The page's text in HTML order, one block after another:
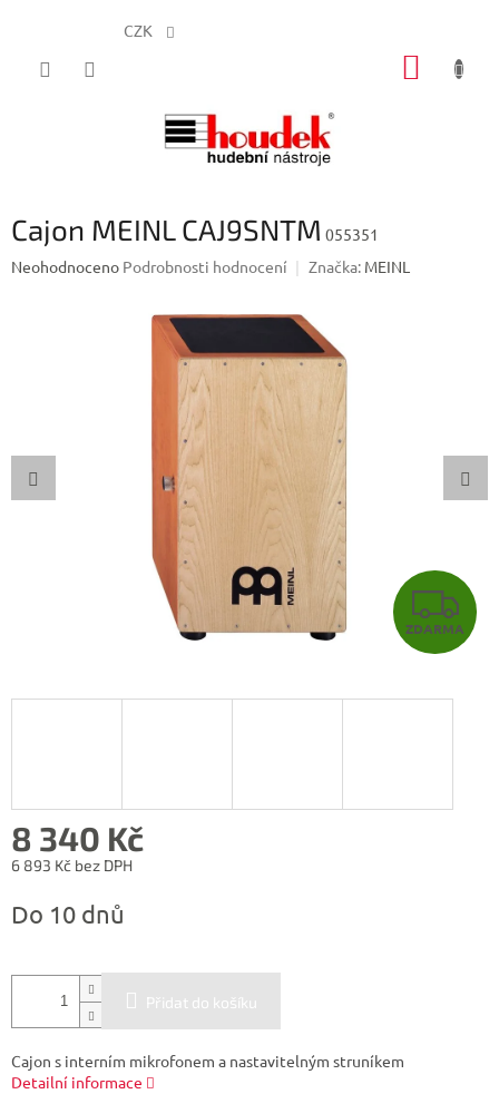
CZK
Cajon MEINL CAJ9SNTM 055351
Průměrné
Neohodnoceno Podrobnosti hodnocení Značka: MEINL
Z
D
ZDARMA
8 340 Kč
6 893 Kč bez DPH
cena:
Do 10 dnů
Přidat do košíku
Cajon s interním mikrofonem a nastavitelným struníkem
Detailní informace